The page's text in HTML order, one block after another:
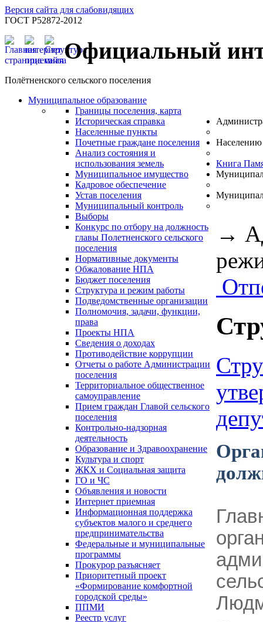
Версия сайта для слабовидящих
ГОСТ Р52872-2012
Официальный
Полётненского сельского поселения
Муниципальное образование
Границы поселения, карта
Историческая справка
Населенные пункты
Почетные граждане поселения
Анализ состояния и
использования земель
Муниципальное имущество
Кадровое обеспечение
Устав поселения
Муниципальный контроль
Выборы
Конкурс по отбору на должность
главы Полетненского сельского
поселения
Нормативные документы
Обжалование НПА
Бюджет поселения
Структура и режим работы
Подведомственные организации
Полномочия, задачи, функции,
права
Проекты НПА
Сведения о доходах
Противодействие коррупции
Отчеты о работе Администрации
поселения
Территориальное общественное
самоуправление
Прием граждан Главой сельского
поселения
Контрольно-надзорная
деятельность
Населению
Образование и Здравоохранение
Культура и спорт
ЖКХ и Социальная защита
ГО и ЧС
Объявления и новости
Интернет приемная
Информационная поддержка
субъектов малого и среднего
предпринимательства
Федеральные и муниципальные
программы
Прокурор разъясняет
Приоритетный проект
«Формирование комфортной
городской среды»
ППМИ
Книга
Реестр услуг
→